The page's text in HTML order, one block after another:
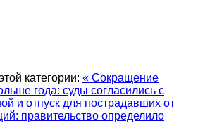
категории: « Сокращение
года: суды согласились с
и отпуск для пострадавших от
правительство определило